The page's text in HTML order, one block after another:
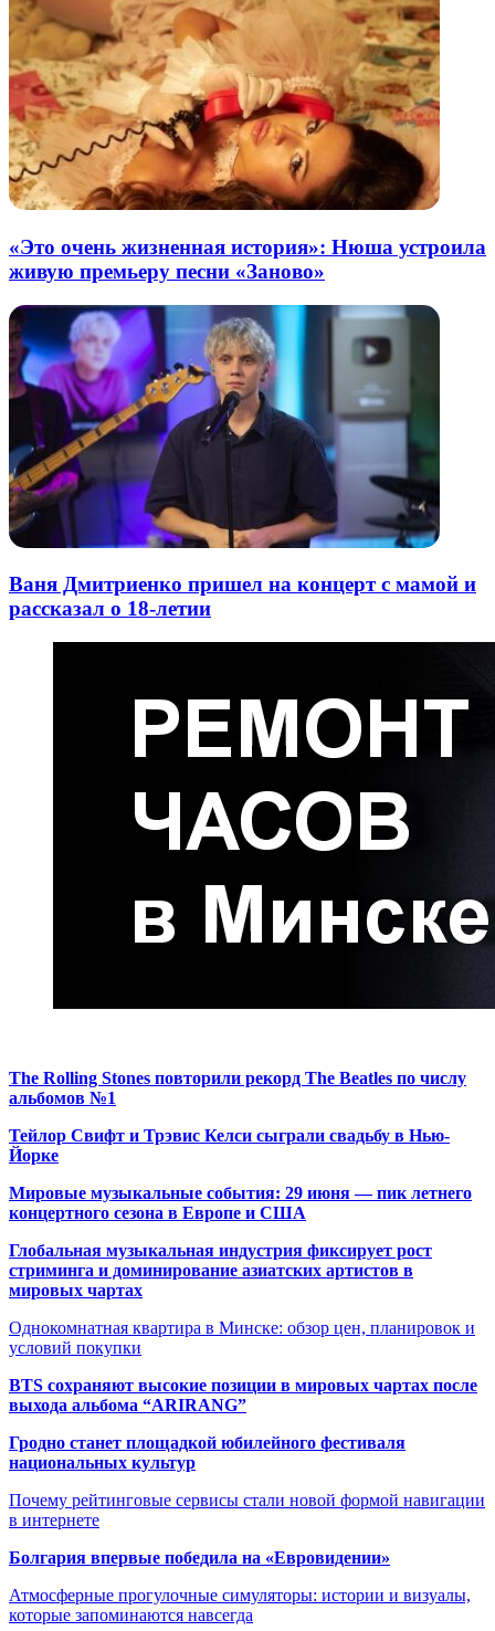
«Это очень жизненная история»: Нюша устроила
живую премьеру песни «Заново»
Ваня Дмитриенко пришел на концерт с мамой и
рассказал о 18-летии
The Rolling Stones повторили рекорд The Beatles по числу
альбомов №1
Тейлор Свифт и Трэвис Келси сыграли свадьбу в Нью-
Йорке
Мировые музыкальные события: 29 июня — пик летнего
концертного сезона в Европе и США
Глобальная музыкальная индустрия фиксирует рост
стриминга и доминирование азиатских артистов в
мировых чартах
Однокомнатная квартира в Минске: обзор цен, планировок и
условий покупки
BTS сохраняют высокие позиции в мировых чартах после
выхода альбома “ARIRANG”
Гродно станет площадкой юбилейного фестиваля
национальных культур
Почему рейтинговые сервисы стали новой формой навигации
в интернете
Болгария впервые победила на «Евровидении»
Атмосферные прогулочные симуляторы: истории и визуалы,
которые запоминаются навсегда